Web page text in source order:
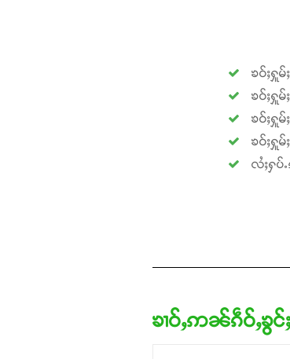
ၶဝ်ႈႁူ
ၶဝ်ႈႁူ
ၶဝ်ႈႁူ
ၶဝ်ႈႁူမ်
လႆႈႁပ်
ၶၢဝ်ႇဢၼ်ၵဵဝ်ႇၶွင်